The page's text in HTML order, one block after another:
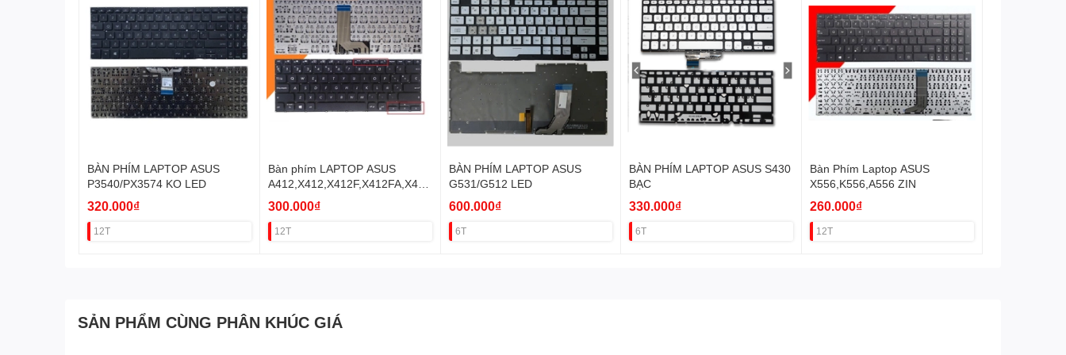
BÀN PHÍM LAPTOP ASUS
P3540/PX3574 KO LED
320.000₫
12T
Bàn phím LAPTOP ASUS
A412,X412,X412F,X412FA,X412
U (Màu Đen)
300.000₫
12T
BÀN PHÍM LAPTOP ASUS
G531/G512 LED
600.000₫
6T
BÀN PHÍM LAPTOP ASUS S430
BẠC
330.000₫
6T
Bàn Phím Laptop ASUS
X556,K556,A556 ZIN
260.000₫
12T
SẢN PHẨM CÙNG PHÂN KHÚC GIÁ